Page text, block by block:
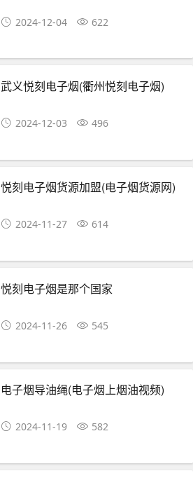
2024-12-04 622
武义悦刻电子烟(衢州悦刻电子烟)
2024-12-03 496
悦刻电子烟货源加盟(电子烟货源网)
2024-11-27 614
悦刻电子烟是那个国家
2024-11-26 545
电子烟导油绳(电子烟上烟油视频)
2024-11-19 582